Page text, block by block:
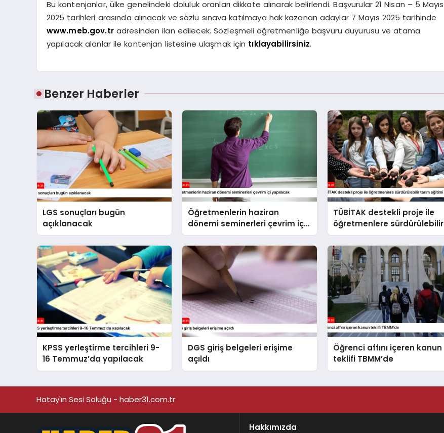
Bu kontenjanlar, ülke genelindeki doluluk oranları dikkate alınarak belirlendi. Başvurular 21 Nisan – 5 Mayıs
2025 tarihleri arasında alınacak ve sözlü sınava katılmaya hak kazanan adaylar 7 Mayıs 2025 tarihinde
www.meb.gov.tradresinden ilan edilecek. Sözleşmeli öğretmenliğe başvuru duyurusu ve atama
yapılacak alanlar ile kontenjan listesine ulaşmak için tıklayabilirsiniz.
Benzer Haberler
LGS sonuçları bugün
açıklanacak
Öğretmenlerin haziran
dönemi seminerleri çevrim içi
yapılacak
TÜBİTAK destekli proje ile
öğretmenlere sürdürülebilir
tarım eğitimi verildi
KPSS yerleştirme tercihleri 9-
16 Temmuz’da yapılacak
DGS giriş belgeleri erişime
açıldı
Öğrenci affını içeren kanun
teklifi TBMM’de
Hatay'ın Sesi Soluğu - haber31.com.tr
Hakkımızda